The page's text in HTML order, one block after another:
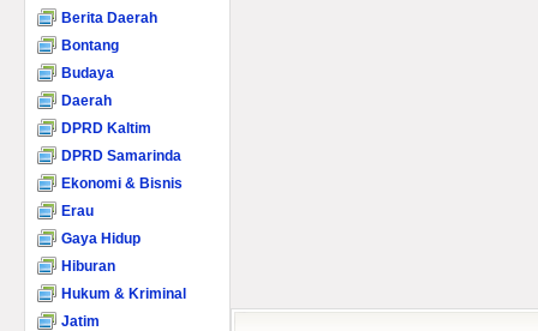
Berita Daerah
Bontang
Budaya
Daerah
DPRD Kaltim
DPRD Samarinda
Ekonomi & Bisnis
Erau
Gaya Hidup
Hiburan
Hukum & Kriminal
Jatim